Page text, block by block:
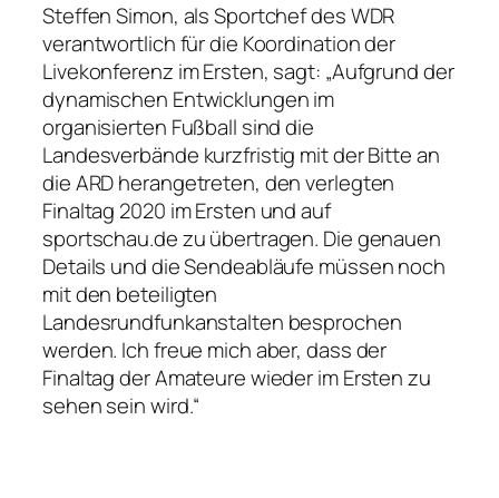
Steffen Simon, als Sportchef des WDR
verantwortlich für die Koordination der
Livekonferenz im Ersten, sagt: „Aufgrund der
dynamischen Entwicklungen im
organisierten Fußball sind die
Landesverbände kurzfristig mit der Bitte an
die ARD herangetreten, den verlegten
Finaltag 2020 im Ersten und auf
sportschau.de zu übertragen. Die genauen
Details und die Sendeabläufe müssen noch
mit den beteiligten
Landesrundfunkanstalten besprochen
werden. Ich freue mich aber, dass der
Finaltag der Amateure wieder im Ersten zu
sehen sein wird.“